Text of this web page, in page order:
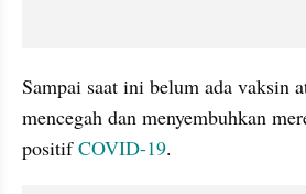
Sampai saat ini belum ada vaksin
mencegah dan menyembuhkan
positif COVID-19.